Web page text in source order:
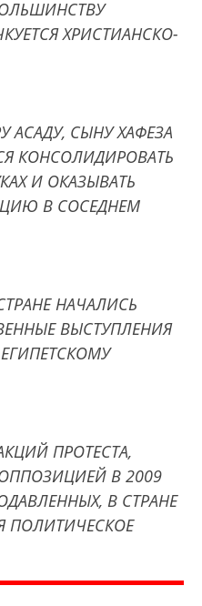
ХРИСТИАНСКО-
АСАДУ, СЫНУ ХАФЕЗА
КОНСОЛИДИРОВАТЬ
И ОКАЗЫВАТЬ
В СОСЕДНЕМ
НАЧАЛИСЬ
ВЫСТУПЛЕНИЯ
ПРОТЕСТА,
В 2009
В СТРАНЕ
ПОЛИТИЧЕСКОЕ